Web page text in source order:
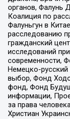
органов, Фалунь
Коалиция по
Фалуньгун в
расследованию
гражданский
исследований
современности,
Немецко-
выбор, Фонд
фонд, Фонд
информации,
за права
Христиан